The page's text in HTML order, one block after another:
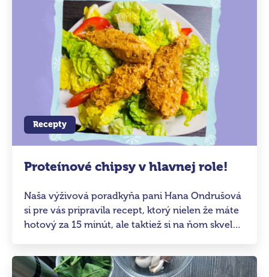
Recepty
Proteínové chipsy v hlavnej role!
Naša výživová poradkyňa pani Hana Ondrušová
si pre vás pripravila recept, ktorý nielen že máte
hotový za 15 minút, ale taktiež si na ňom skvele